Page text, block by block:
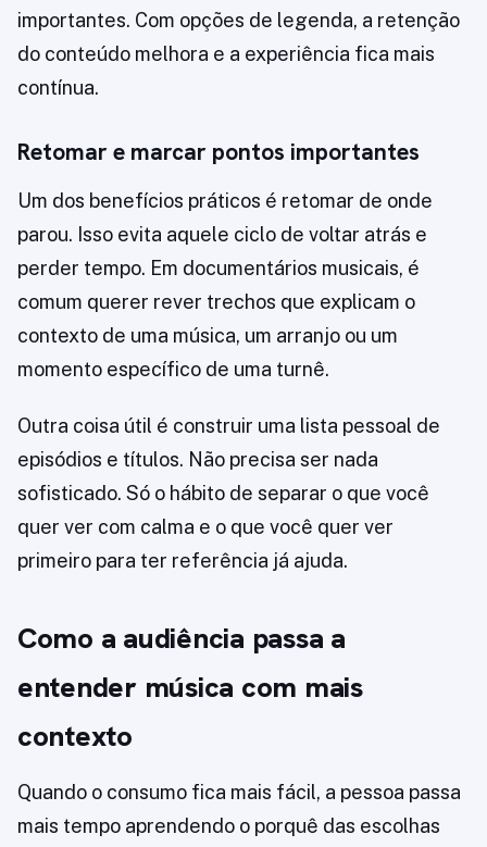
importantes. Com opções de legenda, a retenção
do conteúdo melhora e a experiência fica mais
contínua.
Retomar e marcar pontos importantes
Um dos benefícios práticos é retomar de onde
parou. Isso evita aquele ciclo de voltar atrás e
perder tempo. Em documentários musicais, é
comum querer rever trechos que explicam o
contexto de uma música, um arranjo ou um
momento específico de uma turnê.
Outra coisa útil é construir uma lista pessoal de
episódios e títulos. Não precisa ser nada
sofisticado. Só o hábito de separar o que você
quer ver com calma e o que você quer ver
primeiro para ter referência já ajuda.
Como a audiência passa a
entender música com mais
contexto
Quando o consumo fica mais fácil, a pessoa passa
mais tempo aprendendo o porquê das escolhas